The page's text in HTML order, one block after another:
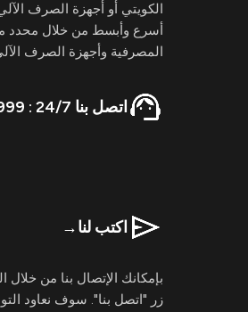
الكويتي أو أجهزة الصرف
أسرع وأبسط من خلال محدد
المصرفية وأجهزة الصرف
اتصل بنا 24/7 : 17221999
اكتب لنا→
بإمكانك الإتصال بنا من
زر "اتصل بنا". سوف نعاود